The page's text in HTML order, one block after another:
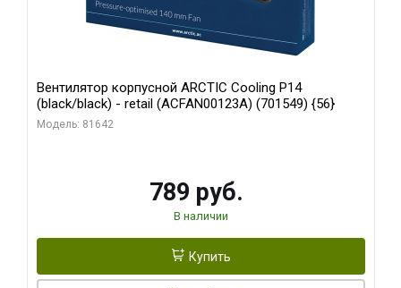
Вентилятор корпусной ARCTIC Cooling P14
(black/black) - retail (ACFAN00123A) (701549) {56}
Модель: 81642
789 руб.
В наличии
Купить